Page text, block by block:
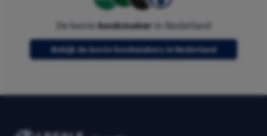
De bestebookmaker in Nederland
Bekijk de beste bookmakers in Nederland